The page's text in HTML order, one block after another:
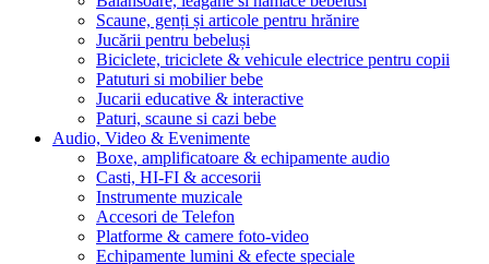
Scaune, genți și articole pentru hrănire
Jucării pentru bebeluși
Biciclete, triciclete & vehicule electrice pentru copii
Patuturi si mobilier bebe
Jucarii educative & interactive
Paturi, scaune si cazi bebe
Audio, Video & Evenimente
Boxe, amplificatoare & echipamente audio
Casti, HI-FI & accesorii
Instrumente muzicale
Accesori de Telefon
Platforme & camere foto-video
Echipamente lumini & efecte speciale